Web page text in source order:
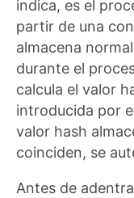
indica, es el
partir de una
almacena
durante el
calcula el valor
introducida por
valor hash
coinciden, se
Antes de